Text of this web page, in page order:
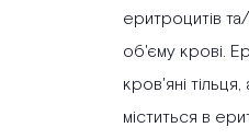
еритроцитів
об'єму крові.
кров'яні
міститься в